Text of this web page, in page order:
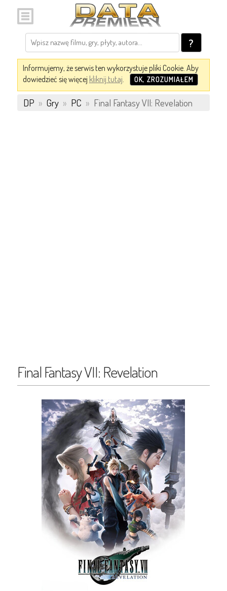
?
Informujemy, że serwis ten wykorzystuje pliki Cookie. Aby
dowiedzieć się więcej kliknij tutaj. OK, ZROZUMIAŁEM
DP » Gry » PC » Final Fantasy VII: Revelation
Final Fantasy VII: Revelation